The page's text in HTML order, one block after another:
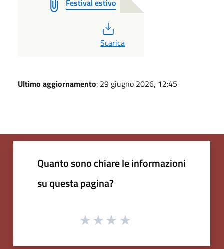
PDF
Scarica
Ultimo aggiornamento: 29 giugno 2026, 12:45
Quanto sono chiare le informazioni
su questa pagina?